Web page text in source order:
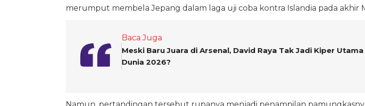
merumput membela Jepang dalam laga uji coba kontra Islandia pada akhir
Baca Juga
Meski Baru Juara di Arsenal, David Raya Tak Jadi Kiper
Dunia 2026?